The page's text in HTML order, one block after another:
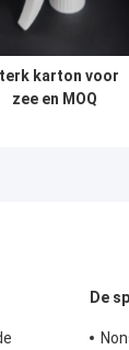
karton voor
zee en MOQ
De